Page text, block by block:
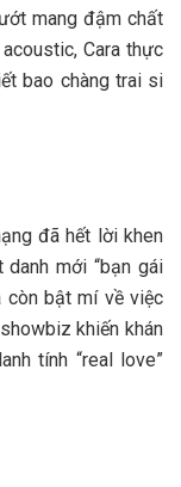
mang đậm chất
acoustic, Cara thực
bao chàng trai si
đã hết lời khen
mới “bạn gái
còn bật mí về việc
khiến khán
tính “real love”